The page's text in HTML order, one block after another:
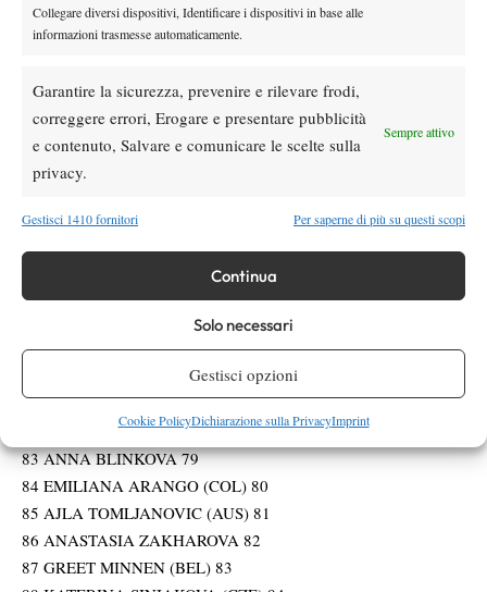
Collegare diversi dispositivi, Identificare i dispositivi in base alle
informazioni trasmesse automaticamente.
Garantire la sicurezza, prevenire e rilevare frodi,
correggere errori, Erogare e presentare pubblicità
e contenuto, Salvare e comunicare le scelte sulla
privacy.
Sempre attivo
Gestisci 1410 fornitori Per saperne di più su questi scopi
Continua
Solo necessari
Gestisci opzioni
Cookie PolicyDichiarazione sulla PrivacyImprint
67 LUCIA BRONZETTI (ITA) 64
70 DANIELLE COLLINS (USA) 66
71 SOLANA SIERRA (ARG) 67
72 MARKETA VONDROUSOVA (CZE) 68
73 KAMILLA RAKHIMOVA 69
74 RENATA ZARAZUA (MEX) 70
76 YULIIA STARODUBTSEVA (UKR) 72
77 MOYUKA UCHIJIMA (JPN) 73
78 ZEYNEP SONMEZ (TUR) 74
79 KIMBERLY BIRRELL (AUS) 75
80 ELISABETTA COCCIARETTO (ITA) 76
81 ANNA BONDAR (HUN) 77
82 BARBORA KREJCIKOVA (CZE) 78
83 ANNA BLINKOVA 79
84 EMILIANA ARANGO (COL) 80
85 AJLA TOMLJANOVIC (AUS) 81
86 ANASTASIA ZAKHAROVA 82
87 GREET MINNEN (BEL) 83